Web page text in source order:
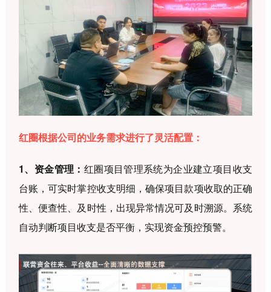
红圈根据公司的业务需求进行了灵活配置：
1、资金管理： 红圈项目管理系统为企业建立项目收支
台账，可实时掌控收支明细，确保项目款项收取的正确
性、便查性、及时性，出现异常情况可及时溯源。系统
自动判断项目收支是否平衡，实现资金预控预警。